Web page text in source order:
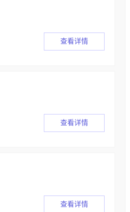
查看详情
查看详情
查看详情